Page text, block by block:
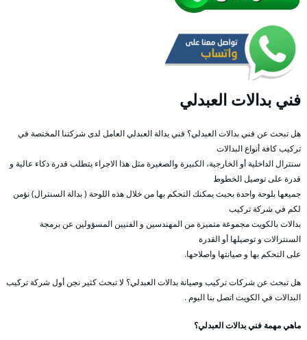
فني بدالات العبدلي
هل تبحث عن فني بدالات العبدلي؟ فني بدالة العبدلي العامل لدى شركتنا المختصة في
تركيب كافة أنواع البدالات
سنترال الداخلية أو الخارجية، الكبيرة والصغيرة مثل هذا الاجراء يتطلب قدرة ذكاء عالية و
قدرة على توصيل الخطوط
جميعها بلوحة واحدة بحيث يمكنك التحكم بها من خلال هذه اللوحة ( بدالة السنترال) نؤمن
لكم في شركة تركيب
بدالات بالكويت مجموعة متميزة من المهندسين و الفنيين المسؤولين عن برمجة
السنترالات و توصيلها أو القدرة
على التحكم بها و صيانتها واصلاحها.
هل تبحث عن شركات تركيب وصيانة بدالات العبدلي؟ لا تبحث كثير نجن أول شركة تركيب
البدالات في الكويت اتصل بنا اليوم .
ماهي مهمة فني بدالات العبدلي؟